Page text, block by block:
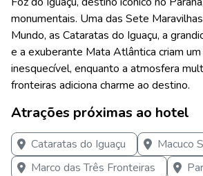
monumentais. Uma das Sete
Mundo, as Cataratas do Iguaçu, a
e a exuberante Mata Atlântica criam
inesquecível, enquanto a atmosfera
fronteiras adiciona charme ao destino.
Atrações próximas ao hotel
Cataratas do Iguaçu
Macuco
Marco das Três Fronteiras